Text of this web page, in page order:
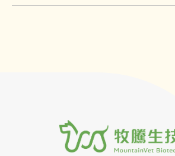
對炎性腸症的控制與改善介